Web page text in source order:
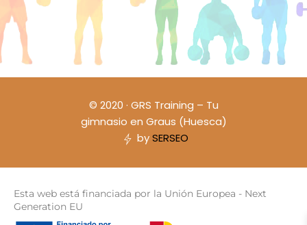
© 2020 · GRS Training – Tu
gimnasio en Graus (Huesca)
bySERSEO
Esta web está financiada por la Unión Europea - Next
Generation EU